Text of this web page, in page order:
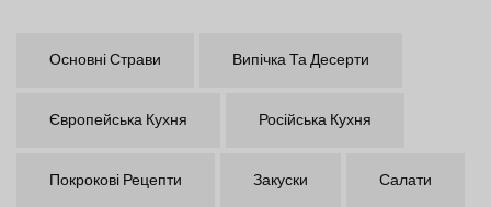
Основні Страви Випічка Та Десерти
Європейська Кухня Російська Кухня
Покрокові Рецепти Закуски Салати